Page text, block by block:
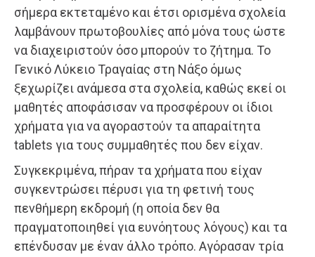
σήμερα εκτεταμένο και έτσι ορισμένα σχολεία
λαμβάνουν πρωτοβουλίες από μόνα τους ώστε
να διαχειριστούν όσο μπορούν το ζήτημα. Το
Γενικό Λύκειο Τραγαίας στη Νάξο όμως
ξεχωρίζει ανάμεσα στα σχολεία, καθώς εκεί οι
μαθητές αποφάσισαν να προσφέρουν οι ίδιοι
χρήματα για να αγοραστούν τα απαραίτητα
tablets για τους συμμαθητές που δεν είχαν.
Συγκεκριμένα, πήραν τα χρήματα που είχαν
συγκεντρώσει πέρυσι για τη φετινή τους
πενθήμερη εκδρομή (η οποία δεν θα
πραγματοποιηθεί για ευνόητους λόγους) και τα
επένδυσαν με έναν άλλο τρόπο. Αγόρασαν τρία